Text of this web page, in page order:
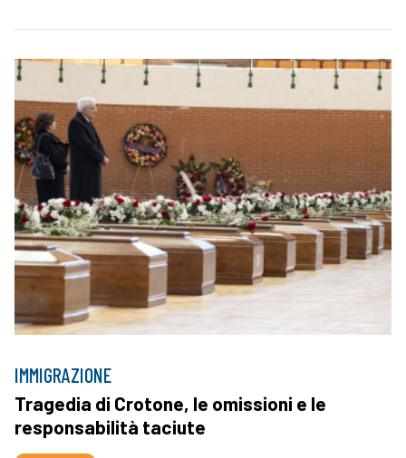
IMMIGRAZIONE
Tragedia di Crotone, le omissioni e le
responsabilità taciute